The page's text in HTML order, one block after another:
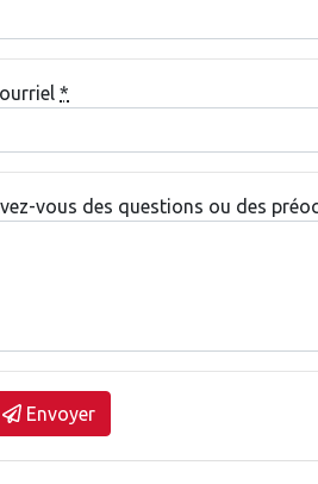
*
vous des questions ou des
Envoyer